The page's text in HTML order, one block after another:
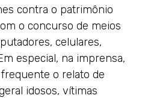
contra o patrimônio
o concurso de meios
celulares,
especial, na imprensa,
o relato de
idosos, vítimas